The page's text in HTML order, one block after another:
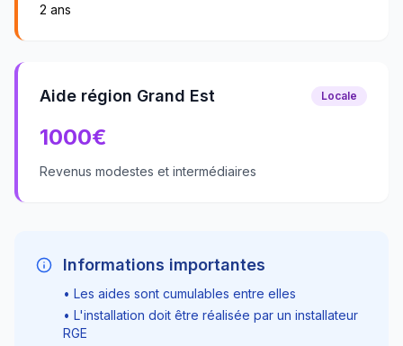
2 ans
Aide région Grand Est Locale
1000€
Revenus modestes et intermédiaires
Informations importantes
• Les aides sont cumulables entre elles
• L'installation doit être réalisée par un installateur
RGE